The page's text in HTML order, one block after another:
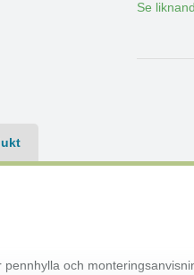
Se
och